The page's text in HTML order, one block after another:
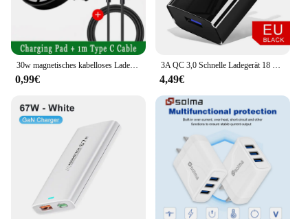
0,99€ 4,49€